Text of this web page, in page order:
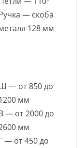
— скоба
128 мм
— от 850 до
мм
— от 2000 до
мм
— от 450 до